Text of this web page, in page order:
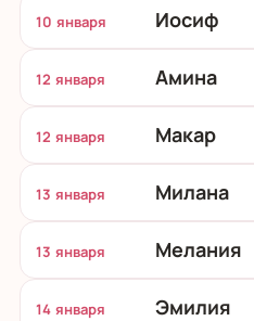
10 января Иосиф
12 января Амина
12 января Макар
13 января Милана
13 января Мелания
14 января Эмилия